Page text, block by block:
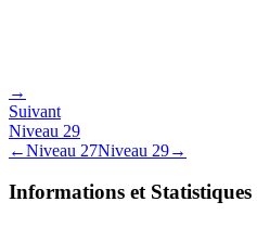
→
Suivant
Niveau 29
←Niveau 27Niveau 29→
Informations et